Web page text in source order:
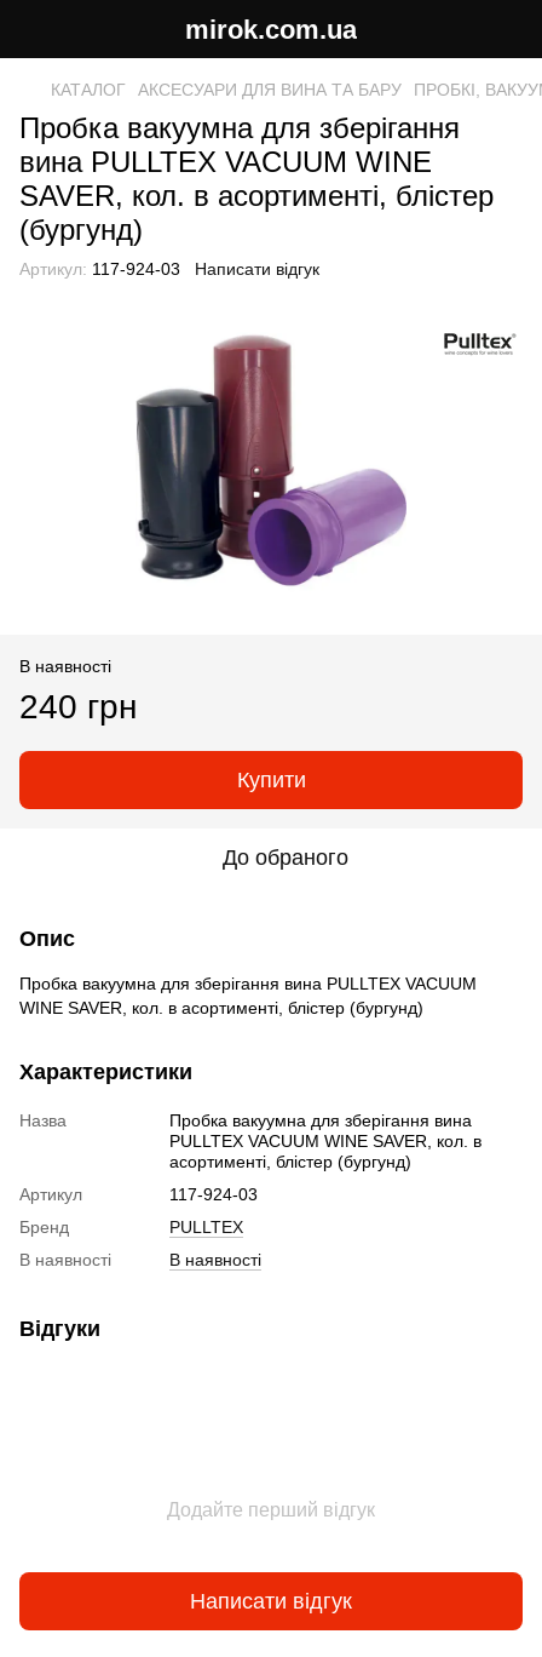
mirok.com.ua
КАТАЛОГ АКСЕСУАРИ ДЛЯ ВИНА ТА БАРУ ПРОБКІ,
Пробка вакуумна для зберігання
вина PULLTEX VACUUM WINE
SAVER, кол. в асортименті, блістер
(бургунд)
Артикул: 117-924-03 Написати відгук
В наявності
240 грн
Купити
До обраного
Опис
Пробка вакуумна для зберігання вина PULLTEX VACUUM
WINE SAVER, кол. в асортименті, блістер (бургунд)
Характеристики
Назва
Пробка вакуумна для зберігання вина
PULLTEX VACUUM WINE SAVER, кол. в
асортименті, блістер (бургунд)
Артикул
117-924-03
Бренд
PULLTEX
В наявності
В наявності
Відгуки
Додайте перший відгук
Написати відгук